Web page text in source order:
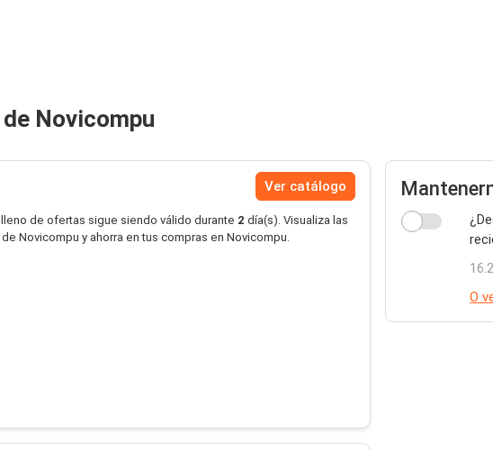
Novicompu
Ver catálogo
lleno de ofertas sigue siendo válido durante 2 día(s). Visualiza las
Novicompu y ahorra en tus compras en Novicompu.
O